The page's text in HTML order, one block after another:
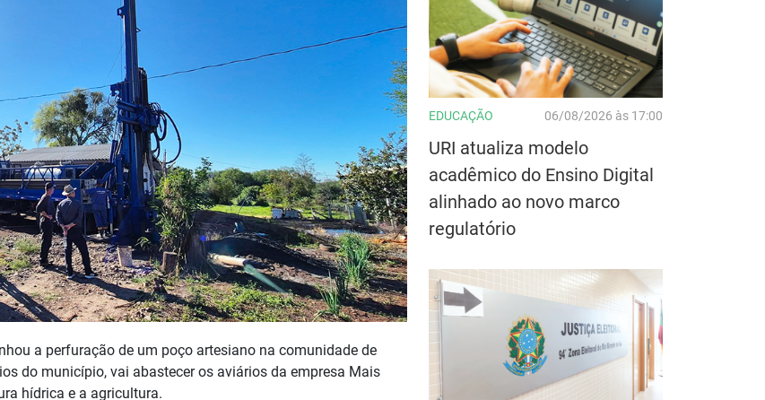
a perfuração de um poço artesiano na comunidade de
do município, vai abastecer os aviários da empresa Mais
hídrica e a agricultura.
EDUCAÇÃO 06/08/2026 às 17:00
URI atualiza modelo
acadêmico do Ensino Digital
alinhado ao novo marco
regulatório